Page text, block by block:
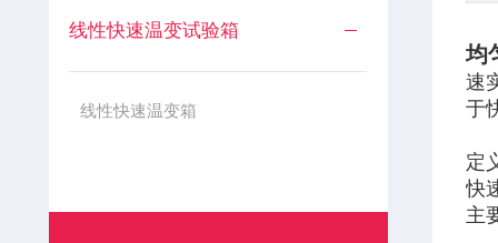
线性快速温变试验箱
线性快速温变箱
均
速
于
定
快
主